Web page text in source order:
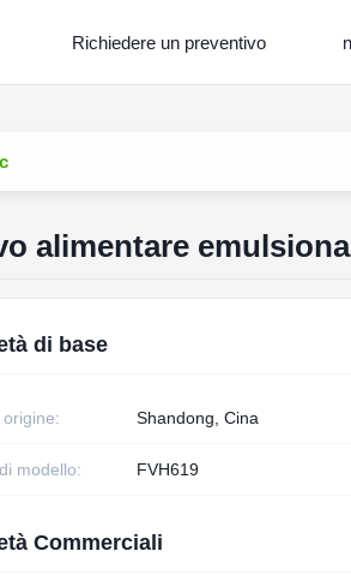
Richiedere un preventivo
alimentare
di base
Shandong, Cina
modello: FVH619
Commerciali